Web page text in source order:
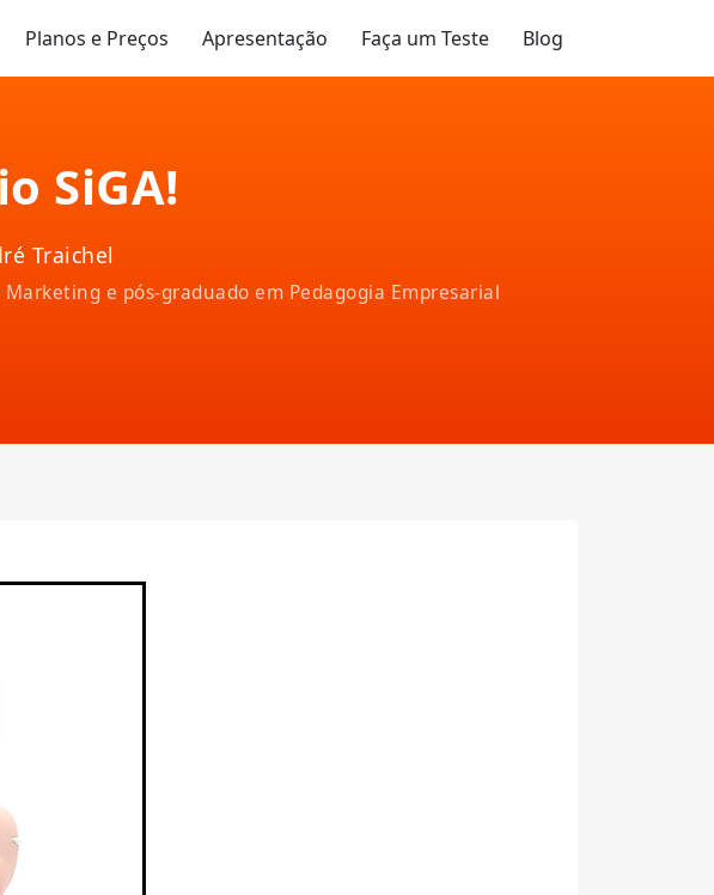
Planos e Preços Apresentação Faça um Teste Blog
SiGA!
Traichel
e pós-graduado em Pedagogia Empresarial